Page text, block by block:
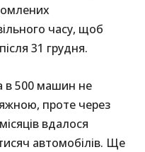
часу, щоб
31 грудня.
в 500 машин не
проте через
вдалося
автомобілів. Ще